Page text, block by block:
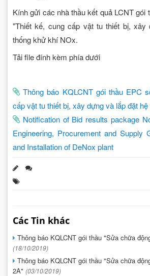
Kính gửi các nhà thầu kết quả LCNT
"Thiết kế, cung cấp vật tu thiết bị, xây
thống khử khí NOx.
Tải file đính kèm phía dưới
Thông báo KQLCNT gói thầu EPC
cấp vật tu thiết bị, xây dựng và lắp đặt
Notification of Bid results package
Engineering, Procurement and Supply
and Installation of DeNox plant
Các Tin khác
Thông báo KQLCNT gói thầu "Sửa chữa
(18/10/2019)
Thông báo KQLCNT gói thầu "Sửa chữa
2A" (03/10/2019)